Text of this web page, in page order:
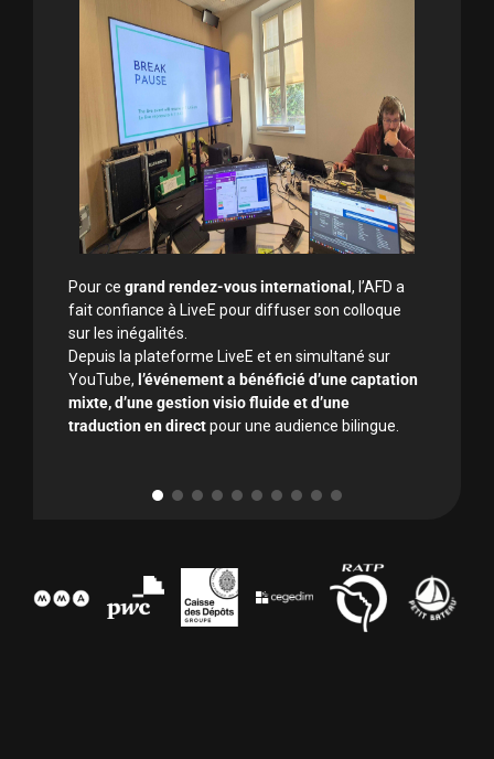
Pour cegrand rendez-vous international, l’AFD a
fait confiance à LiveE pour diffuser son colloque
sur les inégalités.
Depuis la plateforme LiveE et en simultané sur
YouTube, l’événement a bénéficié d’une captation
mixte, d’une gestion visio fluide et d’une
traduction en directpour une audience bilingue.